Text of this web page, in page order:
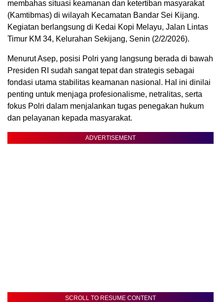
membahas situasi keamanan dan ketertiban masyarakat
(Kamtibmas) di wilayah Kecamatan Bandar Sei Kijang.
Kegiatan berlangsung di Kedai Kopi Melayu, Jalan Lintas
Timur KM 34, Kelurahan Sekijang, Senin (2/2/2026).
Menurut Asep, posisi Polri yang langsung berada di bawah
Presiden RI sudah sangat tepat dan strategis sebagai
fondasi utama stabilitas keamanan nasional. Hal ini dinilai
penting untuk menjaga profesionalisme, netralitas, serta
fokus Polri dalam menjalankan tugas penegakan hukum
dan pelayanan kepada masyarakat.
ADVERTISEMENT
SCROLL TO RESUME CONTENT